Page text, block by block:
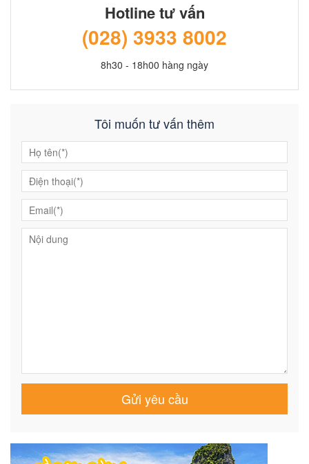
Hotline tư vấn
(028) 3933 8002
8h30 - 18h00 hàng ngày
Tôi muốn tư vấn thêm